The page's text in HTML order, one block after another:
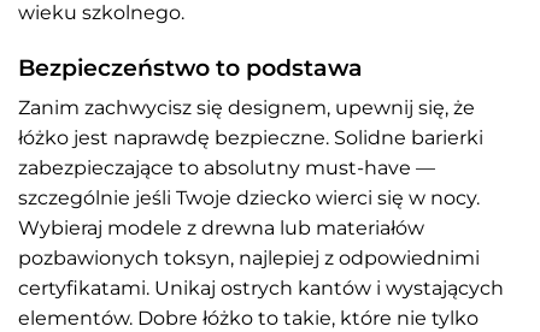
wieku szkolnego.
Bezpieczeństwo to podstawa
Zanim zachwycisz się designem, upewnij się, że
łóżko jest naprawdę bezpieczne. Solidne barierki
zabezpieczające to absolutny must-have —
szczególnie jeśli Twoje dziecko wierci się w nocy.
Wybieraj modele z drewna lub materiałów
pozbawionych toksyn, najlepiej z odpowiednimi
certyfikatami. Unikaj ostrych kantów i wystających
elementów. Dobre łóżko to takie, które nie tylko